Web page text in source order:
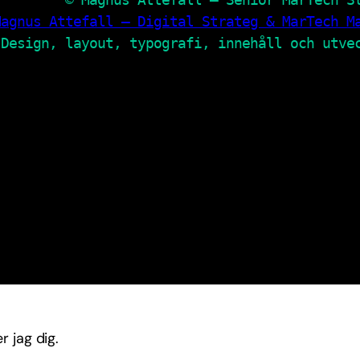
Attefall – Digital Strateg & MarTech
Design, layout, typografi, innehåll och
jag dig.